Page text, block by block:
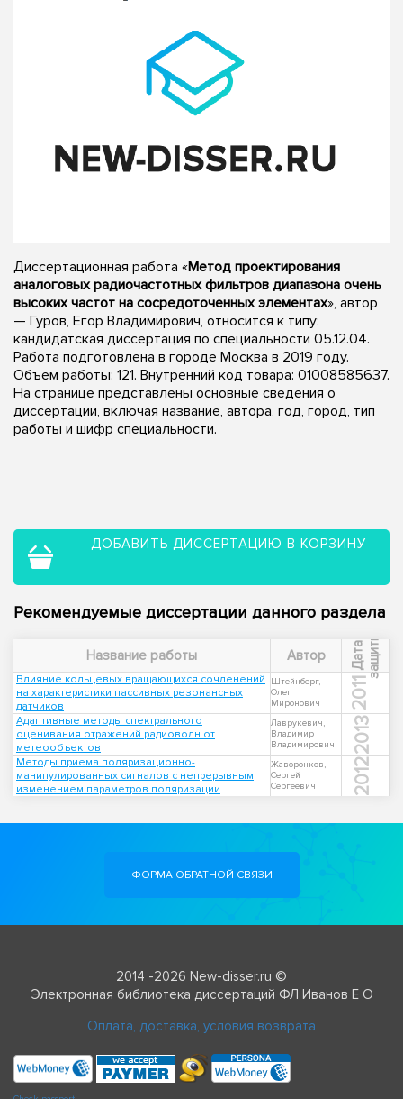
Диссертационная работа «Метод проектирования
аналоговых радиочастотных фильтров диапазона очень
высоких частот на сосредоточенных элементах», автор
— Гуров, Егор Владимирович, относится к типу:
кандидатская диссертация по специальности 05.12.04.
Работа подготовлена в городе Москва в 2019 году.
Объем работы: 121. Внутренний код товара: 01008585637.
На странице представлены основные сведения о
диссертации, включая название, автора, год, город, тип
работы и шифр специальности.
ДОБАВИТЬ ДИССЕРТАЦИЮ В КОРЗИНУ
Рекомендуемые диссертации данного раздела
Название работы Автор Д
а
т
а
з
а
щ
и
т ы
Влияние кольцевых вращающихся сочленений
на характеристики пассивных резонансных
датчиков
Штейнберг,
Олег
Миронович
2011
Адаптивные методы спектрального
оценивания отражений радиоволн от
метеообъектов
Лаврукевич,
Владимир
Владимирович
2013
Методы приема поляризационно-
манипулированных сигналов с непрерывным
изменением параметров поляризации
Жаворонков,
Сергей
Сергеевич
2012
ФОРМА ОБРАТНОЙ СВЯЗИ
2014 -2026 New-disser.ru ©
Электронная библиотека диссертаций ФЛ Иванов Е О
Оплата, доставка, условия возврата